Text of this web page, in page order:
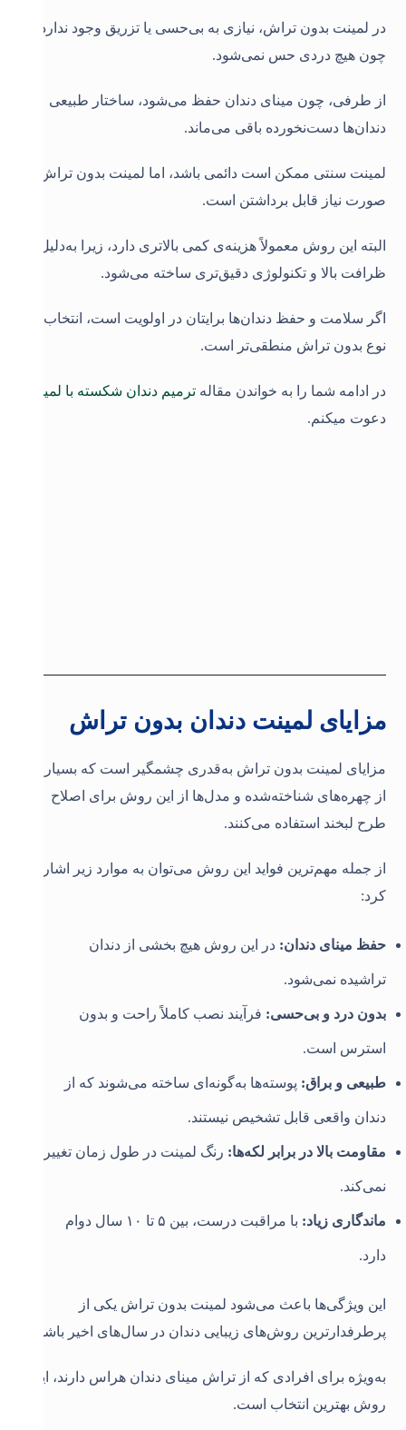
در لمینت بدون تراش، نیازی به بی‌حسی یا تزریق وجود ندارد،
چون هیچ دردی حس نمی‌شود.
از طرفی، چون مینای دندان حفظ می‌شود، ساختار طبیعی
دندان‌ها دست‌نخورده باقی می‌ماند.
لمینت سنتی ممکن است دائمی باشد، اما لمینت بدون تراش در
صورت نیاز قابل برداشتن است.
البته این روش معمولاً هزینه‌ی کمی بالاتری دارد، زیرا به‌دلیل
ظرافت بالا و تکنولوژی دقیق‌تری ساخته می‌شود.
اگر سلامت و حفظ دندان‌ها برایتان در اولویت است، انتخاب
نوع بدون تراش منطقی‌تر است.
در ادامه شما را به خواندن مقالهترمیم دندان شکسته با لمینت
دعوت میکنم.
مزایای لمینت دندان بدون تراش
مزایای لمینت بدون تراش به‌قدری چشمگیر است که بسیاری
از چهره‌های شناخته‌شده و مدل‌ها از این روش برای اصلاح
طرح لبخند استفاده می‌کنند.
از جمله مهم‌ترین فواید این روش می‌توان به موارد زیر اشاره
کرد:
حفظ مینای دندان: در این روش هیچ بخشی از دندان
تراشیده نمی‌شود.
بدون درد و بی‌حسی: فرآیند نصب کاملاً راحت و بدون
استرس است.
طبیعی و براق: پوسته‌ها به‌گونه‌ای ساخته می‌شوند که از
دندان واقعی قابل تشخیص نیستند.
مقاومت بالا در برابر لکه‌ها: رنگ لمینت در طول زمان تغییر
نمی‌کند.
ماندگاری زیاد: با مراقبت درست، بین ۵ تا ۱۰ سال دوام
دارد.
این ویژگی‌ها باعث می‌شود لمینت بدون تراش یکی از
پرطرفدارترین روش‌های زیبایی دندان در سال‌های اخیر باشد
به‌ویژه برای افرادی که از تراش مینای دندان هراس دارند، این
روش بهترین انتخاب است.